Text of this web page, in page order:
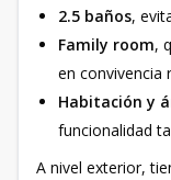
2.5 baños,
Family room,
en convivencia
Habitación y
funcionalidad
A nivel exterior,